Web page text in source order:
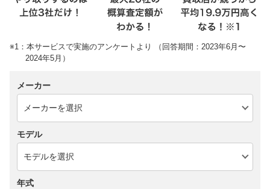
※1：本サービスで実施のアンケートより （回答期間：2023年6月〜
2024年5月）
メーカー
モデル
年式